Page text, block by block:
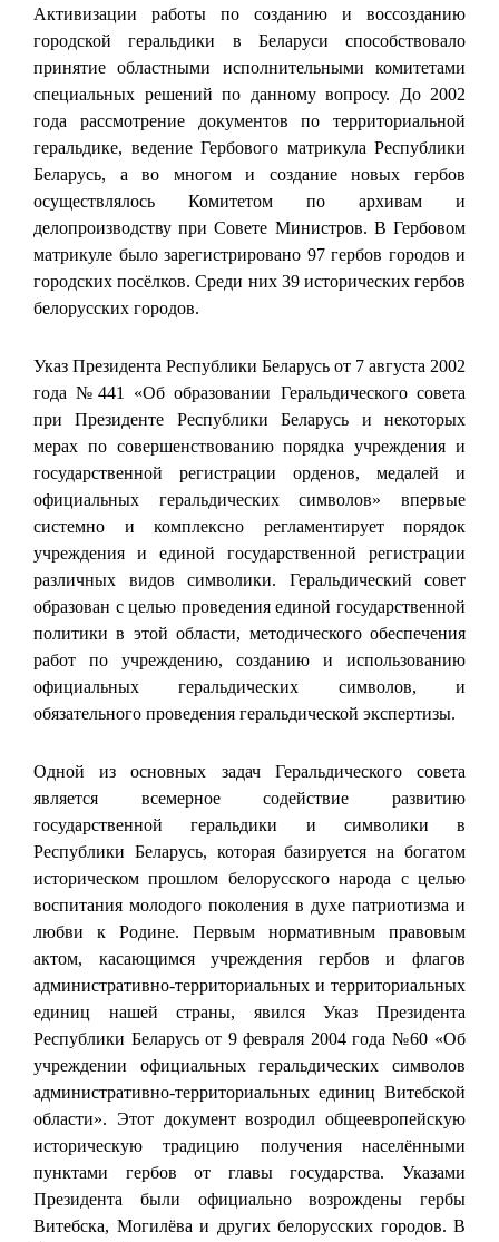
Активизации работы по созданию и воссозданию
городской геральдики в Беларуси способствовало
принятие областными исполнительными комитетами
специальных решений по данному вопросу. До 2002
года рассмотрение документов по территориальной
геральдике, ведение Гербового матрикула Республики
Беларусь, а во многом и создание новых гербов
осуществлялось Комитетом по архивам и
делопроизводству при Совете Министров. В Гербовом
матрикуле было зарегистрировано 97 гербов городов и
городских посёлков. Среди них 39 исторических гербов
белорусских городов.
Указ Президента Республики Беларусь от 7 августа 2002
года №441 «Об образовании Геральдического совета
при Президенте Республики Беларусь и некоторых
мерах по совершенствованию порядка учреждения и
государственной регистрации орденов, медалей и
официальных геральдических символов» впервые
системно и комплексно регламентирует порядок
учреждения и единой государственной регистрации
различных видов символики. Геральдический совет
образован с целью проведения единой государственной
политики в этой области, методического обеспечения
работ по учреждению, созданию и использованию
официальных геральдических символов, и
обязательного проведения геральдической экспертизы.
Одной из основных задач Геральдического совета
является всемерное содействие развитию
государственной геральдики и символики в
Республики Беларусь, которая базируется на богатом
историческом прошлом белорусского народа с целью
воспитания молодого поколения в духе патриотизма и
любви к Родине. Первым нормативным правовым
актом, касающимся учреждения гербов и флагов
административно-территориальных и территориальных
единиц нашей страны, явился Указ Президента
Республики Беларусь от 9 февраля 2004 года №60 «Об
учреждении официальных геральдических символов
административно-территориальных единиц Витебской
области». Этот документ возродил общеевропейскую
историческую традицию получения населёнными
пунктами гербов от главы государства. Указами
Президента были официально возрождены гербы
Витебска, Могилёва и других белорусских городов. В